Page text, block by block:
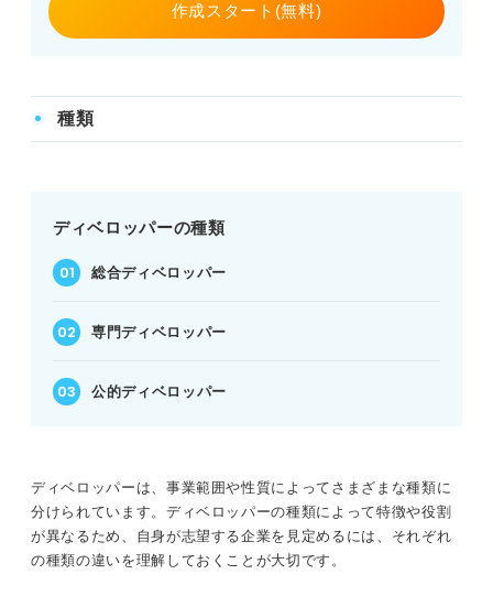
作成スタート(無料)
種類
ディベロッパーの種類
総合ディベロッパー
専門ディベロッパー
公的ディベロッパー
ディベロッパーは、事業範囲や性質によってさまざまな種類に
分けられています。ディベロッパーの種類によって特徴や役割
が異なるため、自身が志望する企業を見定めるには、それぞれ
の種類の違いを理解しておくことが大切です。